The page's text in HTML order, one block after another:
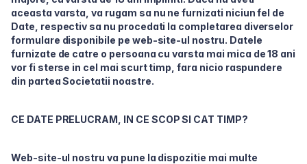
aceasta varsta, va rugam sa nu ne furnizati niciun fel de
Date, respectiv sa nu procedati la completarea diverselor
formulare disponibile pe web-site-ul nostru. Datele
furnizate de catre o persoana cu varsta mai mica de 18 ani
vor fi sterse in cel mai scurt timp, fara nicio raspundere
din partea Societatii noastre.
CE DATE PRELUCRAM, IN CE SCOP SI CAT TIMP?
Web-site-ul nostru va pune la dispozitie mai multe